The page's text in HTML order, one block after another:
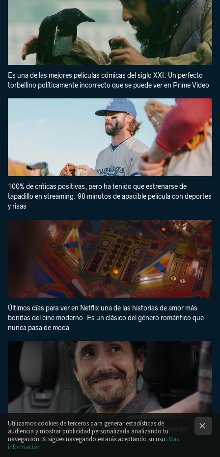
Es una de las mejores películas cómicas del siglo XXI. Un perfecto
torbellino políticamente incorrecto que se puede ver en Prime Video
100% de críticas positivas, pero ha tenido que estrenarse de
tapadillo en streaming: 98 minutos de apacible película con deportes
y risas
Últimos días para ver en Netflix una de las historias de amor más
bonitas del cine moderno. Es un clásico del género romántico que
nunca pasa de moda
Meses después de su discreto paso por cines, se estrena en
streaming la mejor comedia española del año
Utilizamos cookies de terceros para generar estadísticas de
audiencia y mostrar publicidad personalizada analizando tu
navegación. Si sigues navegando estarás aceptando su uso. Más
información